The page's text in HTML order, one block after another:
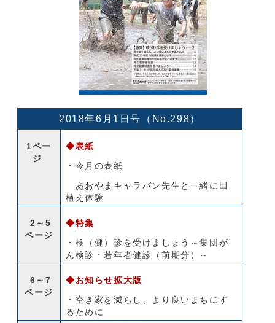
2018年6月1日号（No.298）
1ペー
ジ
◆表紙
・今月の表紙
あおやまキャラバン先生と一緒に田
植え体験
2～5
ページ
◆特集
・検（健）診を受けましょう～集団が
ん検診・若年者健診（前期分）～
6～7
ページ
◆お知らせ拡大版
・空き家を減らし、より良いまちにす
るために